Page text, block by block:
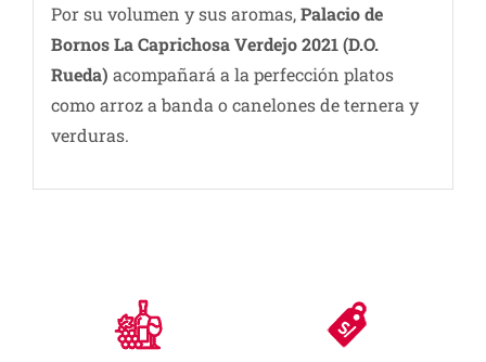
Por su volumen y sus aromas,Palacio de
Bornos La Caprichosa Verdejo 2021 (D.O.
Rueda) acompañará a la perfección platos
como arroz a banda o canelones de ternera y
verduras.